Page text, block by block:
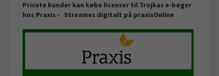
Private kunder kan købe licenser til Trojkas e-bøger
hos Praxis -
Streames digitalt på praxisOnline